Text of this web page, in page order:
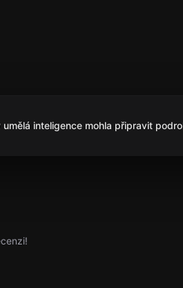
inteligence mohla připravit